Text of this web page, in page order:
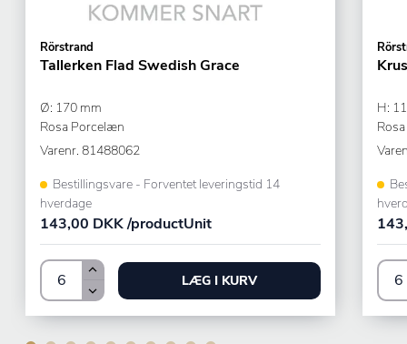
Rörstrand
Tallerken Flad Swedish Grace
Ø: 170 mm
Rosa Porcelæn
Varenr. 81488062
Bestillingsvare - Forventet leveringstid 14
hverdage
143,00 DKK /productUnit
LÆG I KURV
H: